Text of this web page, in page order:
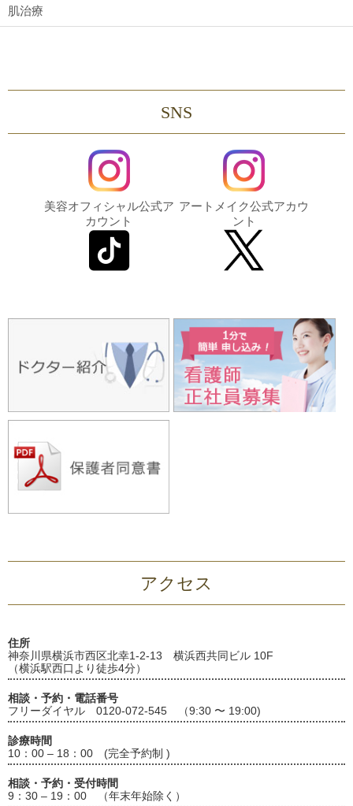
肌治療
SNS
美容オフィシャル公式ア
カウント
アートメイク公式アカウ
ント
アクセス
住所
神奈川県横浜市西区北幸1-2-13 横浜西共同ビル 10F
（横浜駅西口より徒歩4分）
相談・予約・電話番号
フリーダイヤル 0120-072-545 （9:30 〜 19:00)
診療時間
10：00 – 18：00 (完全予約制 )
相談・予約・受付時間
9：30 – 19：00 （年末年始除く）